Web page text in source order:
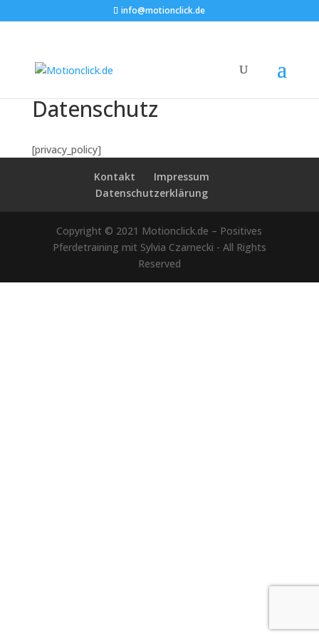
info@motionclick.de
Datenschutz
[privacy_policy]
Kontakt
Impressum
Datenschutzerklärung
Copyright © 2021 Motionclick.de – Positives
Pferdetraining mit Sylvia Czarnecki - All Rights
Reserved